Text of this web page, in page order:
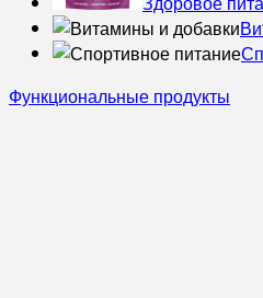
Функциональные продукты